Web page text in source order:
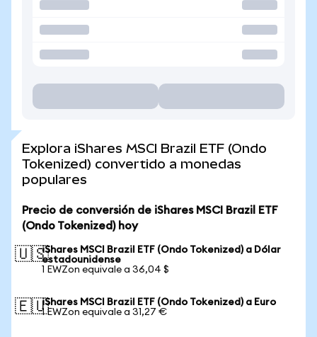
Explora iShares MSCI Brazil ETF (Ondo
Tokenized) convertido a monedas
populares
Precio de conversión de iShares MSCI Brazil ETF
(Ondo Tokenized) hoy
🇺🇸iShares MSCI Brazil ETF (Ondo Tokenized) a Dólar
estadounidense
1 EWZon equivale a 36,04 $
🇪🇺iShares MSCI Brazil ETF (Ondo Tokenized) a Euro
1 EWZon equivale a 31,27 €